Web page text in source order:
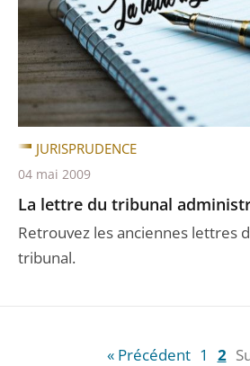
La lettre du tribunal
Retrouvez les anciennes lettres
tribunal.
JURISPRUDENCE
04 mai 2009
« Précédent 1 2